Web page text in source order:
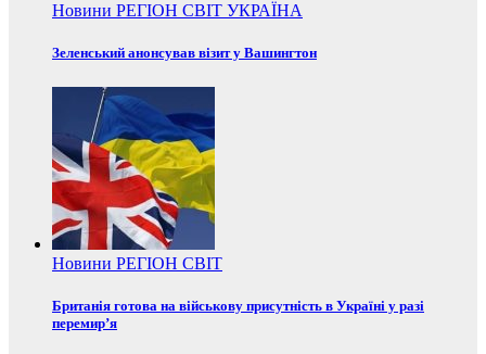
Новини РЕГІОН СВІТ УКРАЇНА
Зеленський анонсував візит у Вашингтон
Новини РЕГІОН СВІТ
Британія готова на військову присутність в Україні у разі
перемир’я